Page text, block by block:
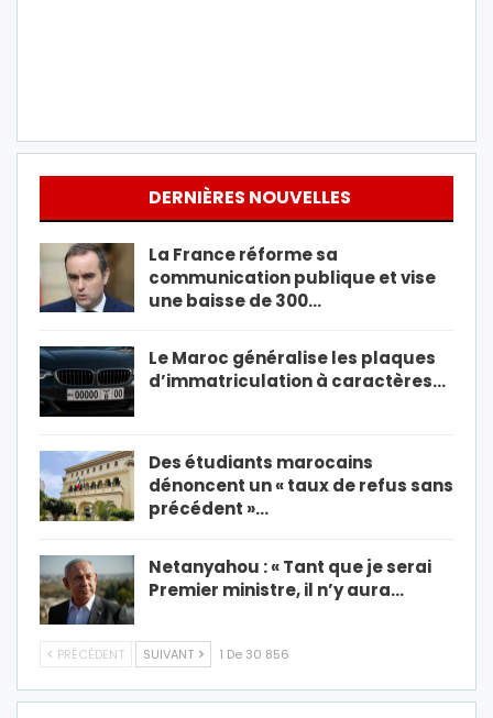
DERNIÈRES NOUVELLES
La France réforme sa
communication publique et vise
une baisse de 300…
Le Maroc généralise les plaques
d’immatriculation à caractères…
Des étudiants marocains
dénoncent un « taux de refus sans
précédent »…
Netanyahou : « Tant que je serai
Premier ministre, il n’y aura…
PRÉCÉDENT SUIVANT 1 De 30 856